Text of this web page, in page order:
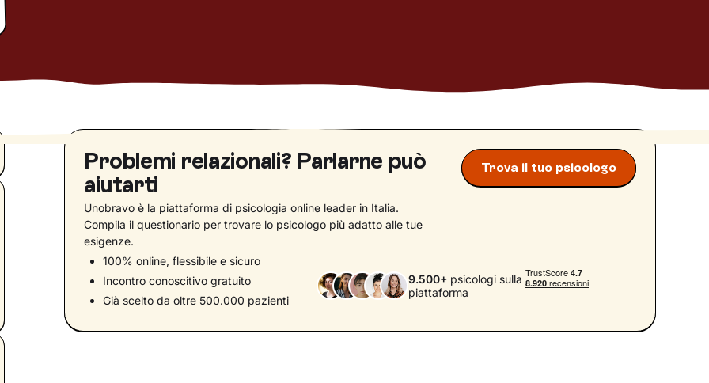
Problemi relazionali? Parlarne può
aiutarti
Unobravo è la piattaforma di psicologia online leader in Italia.
Compila il questionario per trovare lo psicologo più adatto alle tue
esigenze.
Trova il tuo psicologo
100% online, flessibile e sicuro
Incontro conoscitivo gratuito
Già scelto da oltre 500.000 pazienti
9.500+psicologi sulla
piattaforma